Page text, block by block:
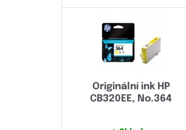
Originální ink HP
CB320EE, No.364